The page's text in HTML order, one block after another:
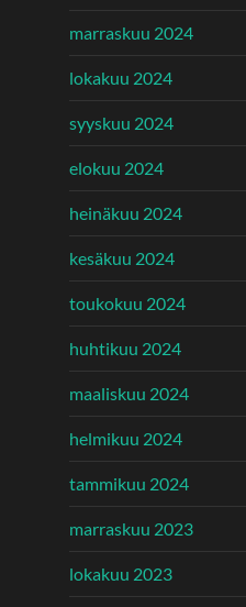
marraskuu 2024
lokakuu 2024
syyskuu 2024
elokuu 2024
heinäkuu 2024
kesäkuu 2024
toukokuu 2024
huhtikuu 2024
maaliskuu 2024
helmikuu 2024
tammikuu 2024
marraskuu 2023
lokakuu 2023